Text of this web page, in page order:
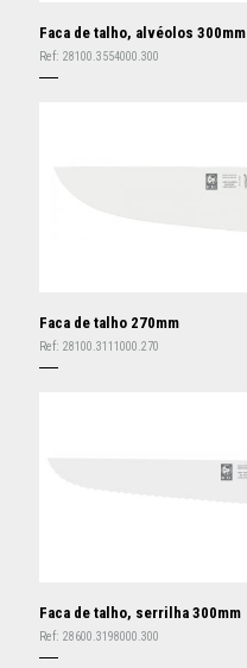
Faca de talho, alvéolos 300mm
Ref: 28100.3554000.300
Faca de talho 270mm
Ref: 28100.3111000.270
Faca de talho, serrilha 300mm
Ref: 28600.3198000.300